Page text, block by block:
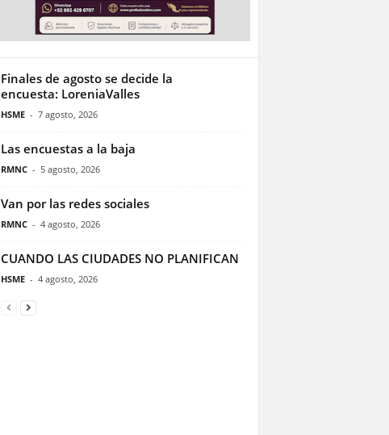
Finales de agosto se decide la
encuesta: LoreniaValles
HSME - 7 agosto, 2026
Las encuestas a la baja
RMNC - 5 agosto, 2026
Van por las redes sociales
RMNC - 4 agosto, 2026
CUANDO LAS CIUDADES NO PLANIFICAN
HSME - 4 agosto, 2026